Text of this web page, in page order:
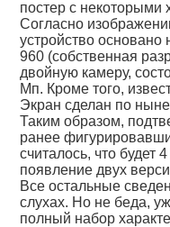
постер с некоторыми
Согласно
устройство
960 (собственная
двойную камеру,
Мп. Кроме того,
Экран сделан по
Таким образом,
ранее
считалось, что
появление двух
Все остальные
слухах. Но не беда,
полный набор